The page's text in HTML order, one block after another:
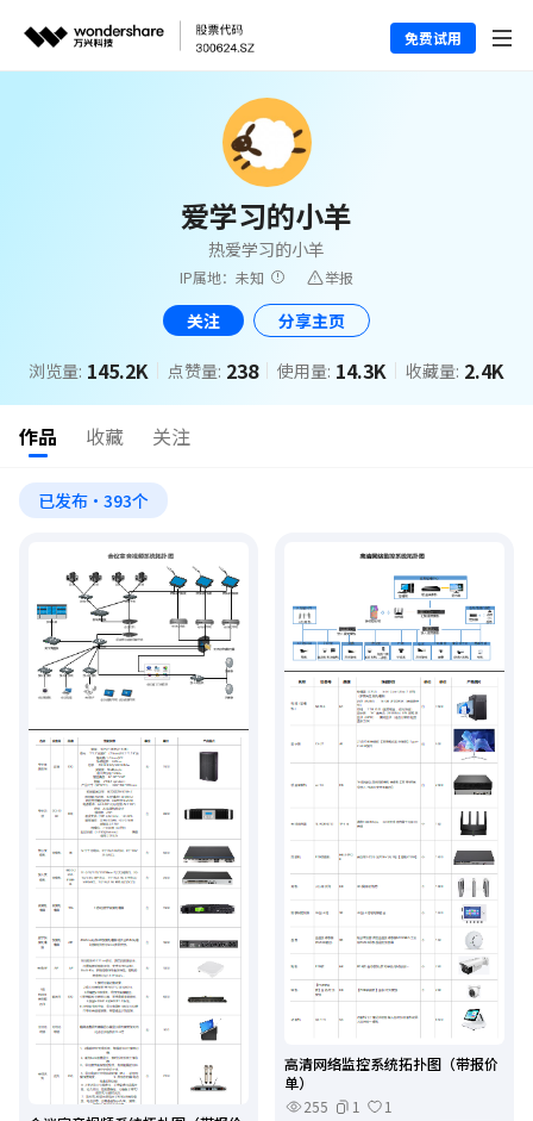
免费试用
爱学习的小羊
热爱学习的小羊
IP属地：未知 举报
关注 分享主页
浏览量: 145.2K 点赞量: 238 使用量: 14.3K 收藏量: 2.4K
作品 收藏 关注
已发布·393个
高清网络监控系统拓扑图（带报价
单）
255
1
1